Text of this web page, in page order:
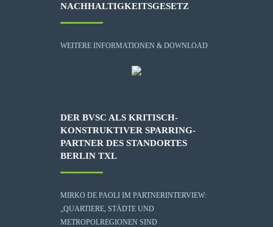
NACHHALTIGKEITSGESETZ
WEITERE INFORMATIONEN & DOWNLOAD
DER BVSC ALS KRITISCH-
KONSTRUKTIVER SPARRING-
PARTNER DES STANDORTES
BERLIN TXL
MIRKO DE PAOLI IM PARTNERINTERVIEW:
„QUARTIERE, STÄDTE UND
METROPOLREGIONEN SIND